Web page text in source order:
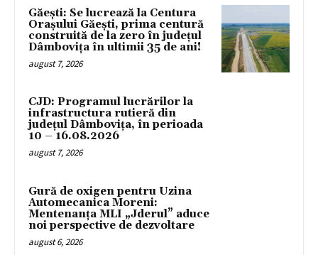
Găești: Se lucrează la Centura
Orașului Găești, prima centură
construită de la zero în județul
Dâmbovița în ultimii 35 de ani!
august 7, 2026
CJD: Programul lucrărilor la
infrastructura rutieră din
județul Dâmbovița, în perioada
10 – 16.08.2026
august 7, 2026
Gură de oxigen pentru Uzina
Automecanica Moreni:
Mentenanța MLI „Jderul” aduce
noi perspective de dezvoltare
august 6, 2026